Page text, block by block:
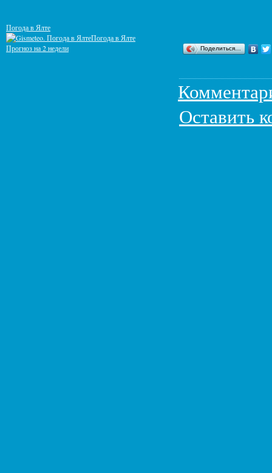
Поделиться…
Оставить
Погода в Ялте
Погода в Ялте
Прогноз на 2 недели